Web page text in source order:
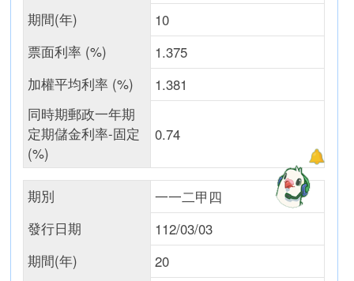
期間(年)
10
票面利率 (%)
1.375
加權平均利率 (%)
1.381
同時期郵政一年期
定期儲金利率-固定
(%)
0.74
期別
一一二甲四
發行日期
112/03/03
期間(年)
20